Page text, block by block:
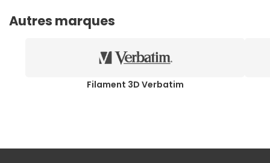
Autres marques
Filament 3D Verbatim